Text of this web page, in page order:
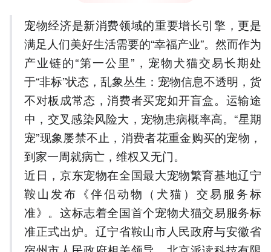
猫交易服务标准。
2.标准要求宠物信息透明
源。
3.严格审核商家资质，运输
环节配备保障设施。
4.推出365天新宠保险，延
长保障周期至一年。
5.构建三级纠纷处理机制，
保障消费者权益
以上内容由AI大模型生成，仅供
参考
宠物经济是新消费领域的重要增长引擎，更是
满足人们美好生活需要的“幸福产业”。然而作为
产业链的“第一公里”，宠物犬猫交易长期处
于“非标”状态，乱象丛生：宠物信息不透明，货
不对板成常态，消费者买宠如开盲盒。运输途
中，交叉感染风险大，宠物患病概率高。“星期
宠”现象屡禁不止，消费者花重金购买的宠物，
到家一周就病亡，维权又无门。
近日，京东宠物在全国最大宠物繁育基地辽宁
鞍山发布《伴侣动物（犬猫）交易服务标
准》。这标志着全国首个宠物犬猫交易服务标
准正式出炉。辽宁省鞍山市人民政府与安徽省